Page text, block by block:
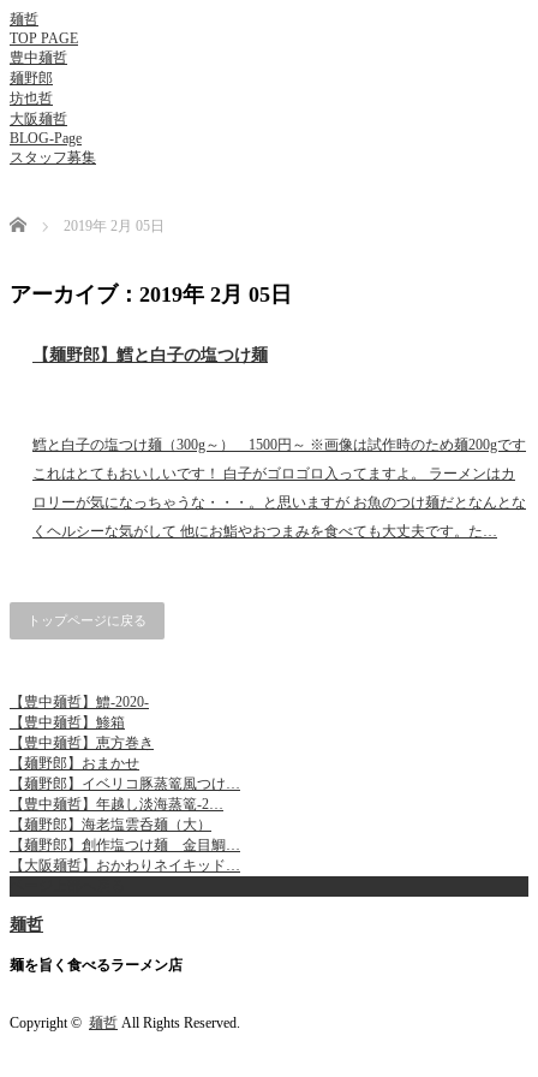
麺哲
TOP PAGE
豊中麺哲
麺野郎
坊也哲
大阪麺哲
BLOG-Page
スタッフ募集
Home 2019年 2月 05日
アーカイブ：2019年 2月 05日
【麺野郎】鱈と白子の塩つけ麺
鱈と白子の塩つけ麺（300g～） 1500円～ ※画像は試作時のため麺200gです
これはとてもおいしいです！ 白子がゴロゴロ入ってますよ。 ラーメンはカ
ロリーが気になっちゃうな・・・。と思いますが お魚のつけ麺だとなんとな
くヘルシーな気がして 他にお鮨やおつまみを食べても大丈夫です。た…
トップページに戻る
【豊中麺哲】鱧-2020-
【豊中麺哲】鯵箱
【豊中麺哲】恵方巻き
【麺野郎】おまかせ
【麺野郎】イベリコ豚蒸篭風つけ…
【豊中麺哲】年越し淡海蒸篭-2…
【麺野郎】海老塩雲呑麺（大）
【麺野郎】創作塩つけ麺 金目鯛…
【大阪麺哲】おかわりネイキッド…
麺哲
麺を旨く食べるラーメン店
Copyright © 麺哲 All Rights Reserved.